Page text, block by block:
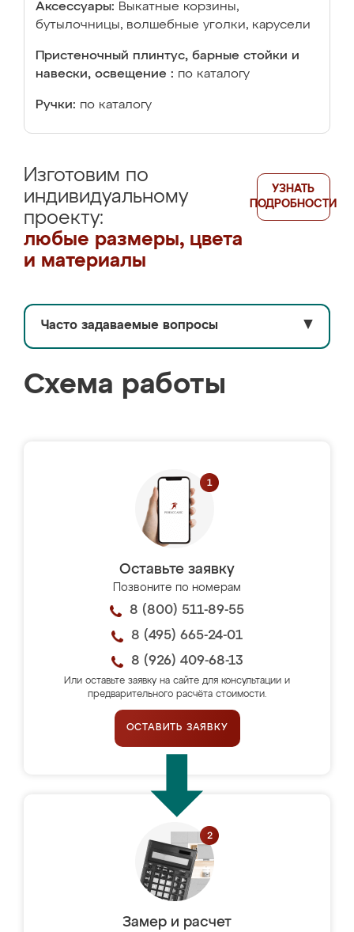
Аксессуары: Выкатные корзины,
бутылочницы, волшебные уголки, карусели
Пристеночный плинтус, барные стойки и
навески, освещение : по каталогу
Ручки: по каталогу
Изготовим по
индивидуальному
проекту:
любые размеры, цвета
и материалы
УЗНАТЬ
ПОДРОБНОСТИ
Часто задаваемые вопросы ▼
Схема работы
Оставьте заявку
Позвоните по номерам
8 (800) 511-89-55
8 (495) 665-24-01
8 (926) 409-68-13
Или оставьте заявку на сайте для консультации и
предварительного расчёта стоимости.
ОСТАВИТЬ ЗАЯВКУ
Замер и расчет